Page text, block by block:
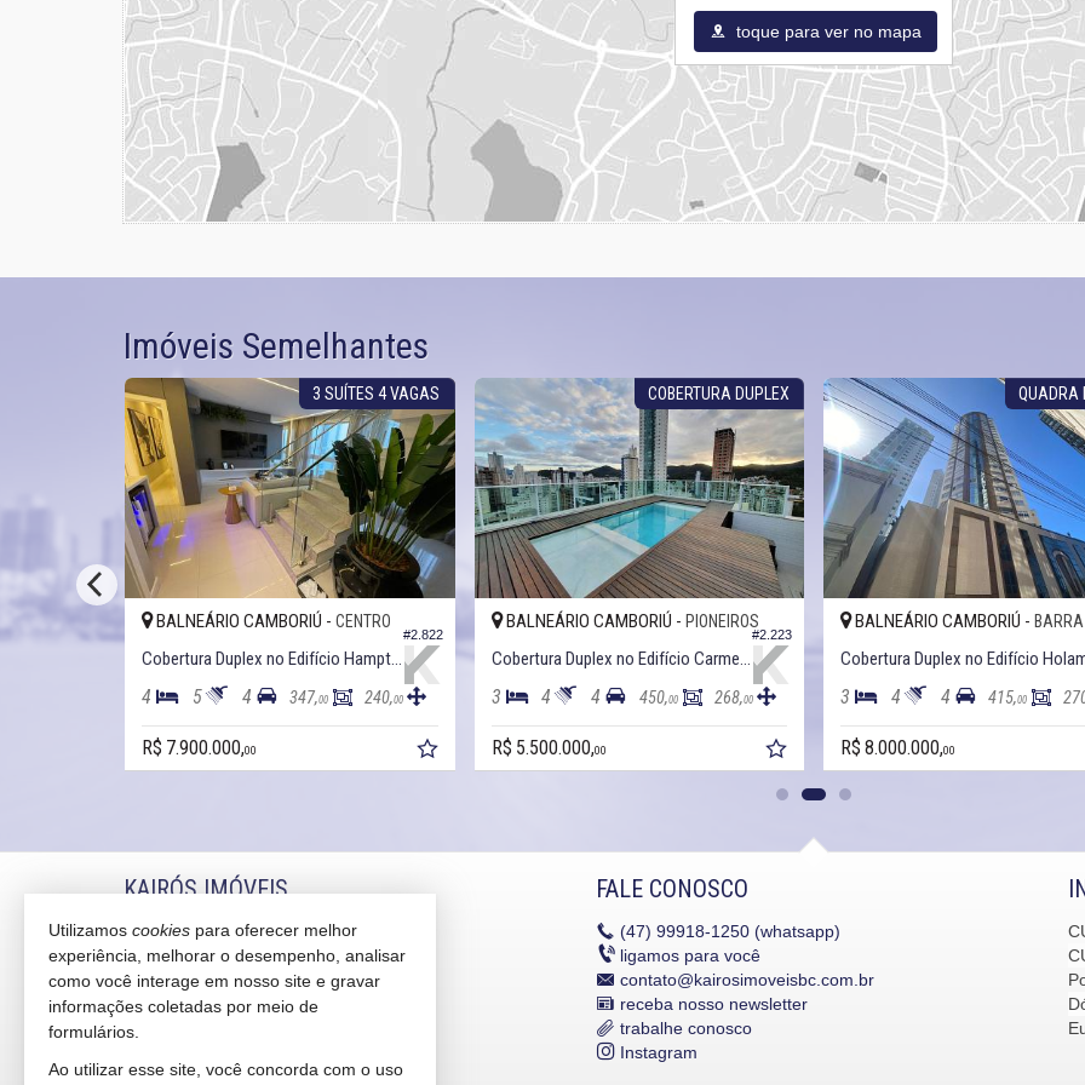
toque para ver no mapa
Imóveis Semelhantes
3 SUÍTES 4 VAGAS
#2.822
BALNEÁRIO CAMBORIÚ - CENTRO
Cobertura Duplex no Edifício Hamptons
4 5 4 347,00 240,00
R$ 7.900.000,00
COBERTURA DUPLEX
#2.223
BALNEÁRIO CAMBORIÚ - PIONEIROS
Cobertura Duplex no Edifício Carmel Vista Alta
3 4 4 450,00 268,00
R$ 5.500.000,00
QUADRA
BALNEÁRIO CAMBORIÚ - BARRA
3 4 4 415,00
R$ 8.000.000,00
KAIRÓS IMÓVEIS
Rua 1121, 100
Centro - 88330-783
Balneário Camboriú / SC
mapa google
cadastre seu imóvel
FALE CONOSCO
(47) 99918-1250 (whatsapp)
ligamos para você
contato@kairosimoveisbc.com.br
receba nosso newsletter
trabalhe conosco
Instagram
Utilizamos cookies para oferecer melhor
experiência, melhorar o desempenho, analisar
como você interage em nosso site e gravar
informações coletadas por meio de
formulários.
Ao utilizar esse site, você concorda com o uso